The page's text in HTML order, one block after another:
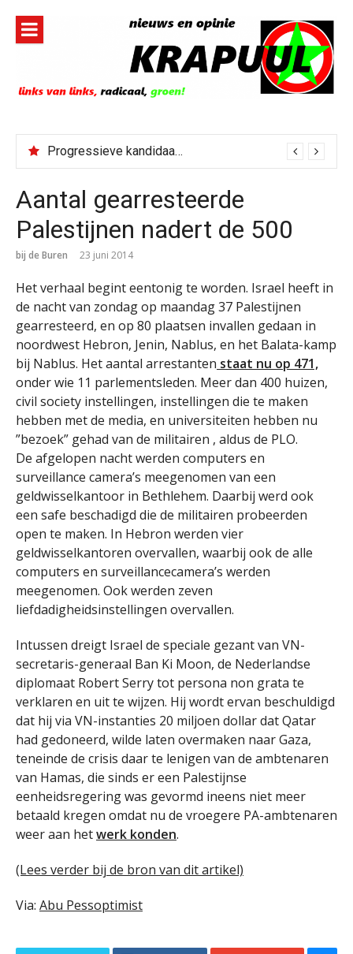
inhoud
Progressieve kandidaat El-Sayed senaatskandidaat Michigan
Aantal gearresteerde
Palestijnen nadert de 500
bij de Buren 23 juni 2014
Het verhaal begint eentonig te worden. Israel heeft in
de nacht van zondag op maandag 37 Palestijnen
gearresteerd, en op 80 plaatsen invallen gedaan in
noordwest Hebron, Jenin, Nablus, en het Balata-kamp
bij Nablus. Het aantal arrestanten staat nu op 471,
onder wie 11 parlementsleden. Meer dan 400 huizen,
civil society instellingen, instellingen die te maken
hebben met de media, en universiteiten hebben nu
”bezoek” gehad van de militairen , aldus de PLO.
De afgelopen nacht werden computers en
surveillance camera’s meegenomen van een
geldwisselkantoor in Bethlehem. Daarbij werd ook
een safe beschadigd die de militairen probeerden
open te maken. In Hebron werden vier
geldwisselkantoren overvallen, waarbij ook de alle
computers en surveillancecamera’s werden
meegenomen. Ook werden zeven
liefdadigheidsinstellingen overvallen.
Intussen dreigt Israel de speciale gezant van VN-
secretaris-generaal Ban Ki Moon, de Nederlandse
diplomaat Robert Serry tot persona non grata te
verklaren en uit te wijzen. Hij wordt ervan beschuldigd
dat hij via VN-instanties 20 miljoen dollar dat Qatar
had gedoneerd, wilde laten overmaken naar Gaza,
teneinde de crisis daar te lenigen van de ambtenaren
van Hamas, die sinds er een Palestijnse
eenheidsregering was gevormd ineens niet meer
betaald kregen omdat nu de vroegere PA-ambtenaren
weer aan hetwerk konden.
(Lees verder bij de bron van dit artikel)
Via: Abu Pessoptimist